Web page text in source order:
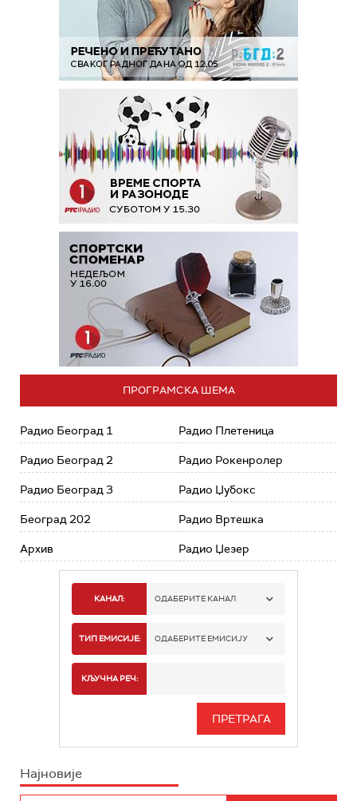
ПРОГРАМСКА ШЕМА
Радио Београд 1
Радио Београд 2
Радио Београд 3
Београд 202
Архив
Радио Плетеница
Радио Рокенролер
Радио Џубокс
Радио Вртешка
Радио Џезер
КАНАЛ: ОДАБЕРИТЕ КАНАЛ
РАДИО БЕОГРАД 1
РАДИО БЕОГРАД 3
ТИП ЕМИСИЈЕ: ОДАБЕРИТЕ ЕМИСИЈУ
ИНФО
КЉУЧНА РЕЧ:
Најновије